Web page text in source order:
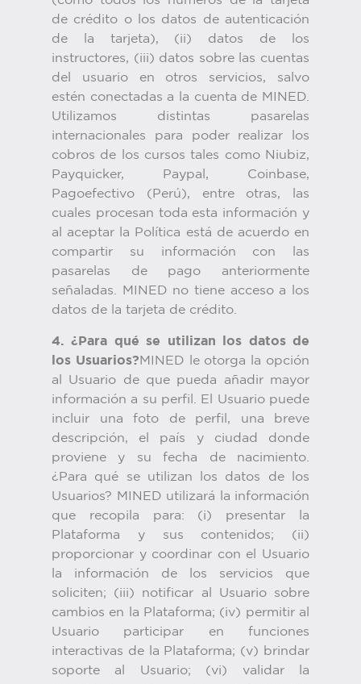
de crédito o los datos de autenticación
de la tarjeta), (ii) datos de los
instructores, (iii) datos sobre las cuentas
del usuario en otros servicios, salvo
estén conectadas a la cuenta de MINED.
Utilizamos distintas pasarelas
internacionales para poder realizar los
cobros de los cursos tales como Niubiz,
Payquicker, Paypal, Coinbase,
Pagoefectivo (Perú), entre otras, las
cuales procesan toda esta información y
al aceptar la Política está de acuerdo en
compartir su información con las
pasarelas de pago anteriormente
señaladas. MINED no tiene acceso a los
datos de la tarjeta de crédito.
4. ¿Para qué se utilizan los datos de
los Usuarios? MINED le otorga la opción
al Usuario de que pueda añadir mayor
información a su perfil. El Usuario puede
incluir una foto de perfil, una breve
descripción, el país y ciudad donde
proviene y su fecha de nacimiento.
¿Para qué se utilizan los datos de los
Usuarios? MINED utilizará la información
que recopila para: (i) presentar la
Plataforma y sus contenidos; (ii)
proporcionar y coordinar con el Usuario
la información de los servicios que
soliciten; (iii) notificar al Usuario sobre
cambios en la Plataforma; (iv) permitir al
Usuario participar en funciones
interactivas de la Plataforma; (v) brindar
soporte al Usuario; (vi) validar la